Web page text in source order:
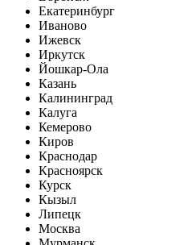
Екатеринбург
Иваново
Ижевск
Иркутск
Йошкар-Ола
Казань
Калининград
Калуга
Кемерово
Киров
Краснодар
Красноярск
Курск
Кызыл
Липецк
Москва